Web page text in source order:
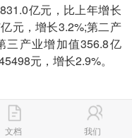
亿元，比上年增长
元，增长3.2%;第二产
三产业增加值356.8亿
元，增长2.9%。
比上年减少1.5千公
千公顷;玉米83.1千公
文档 我们